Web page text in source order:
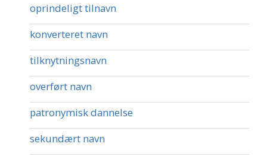
oprindeligt tilnavn
konverteret navn
tilknytningsnavn
overført navn
patronymisk dannelse
sekundært navn